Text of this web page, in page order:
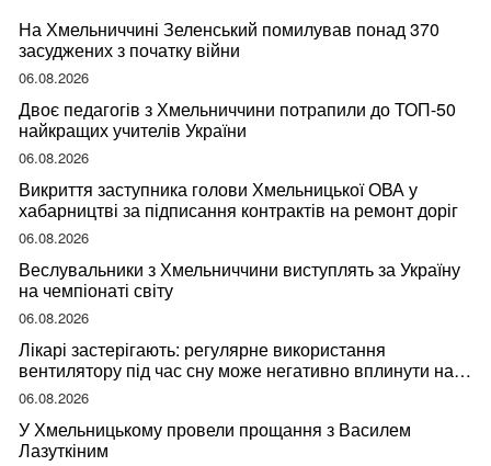
На Хмельниччині Зеленський помилував понад 370
засуджених з початку війни
06.08.2026
Двоє педагогів з Хмельниччини потрапили до ТОП-50
найкращих учителів України
06.08.2026
Викриття заступника голови Хмельницької ОВА у
хабарництві за підписання контрактів на ремонт доріг
06.08.2026
Веслувальники з Хмельниччини виступлять за Україну
на чемпіонаті світу
06.08.2026
Лікарі застерігають: регулярне використання
вентилятору під час сну може негативно вплинути на
ваше здоров’я
06.08.2026
У Хмельницькому провели прощання з Василем
Лазуткіним